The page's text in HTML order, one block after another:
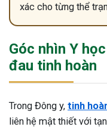
xác cho từng thể
Góc nhìn Y
đau tinh hoàn
Trong Đông y, tinh
liên hệ mật thiết với